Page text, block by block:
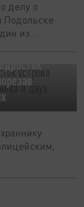
делу о
Подольске
из...